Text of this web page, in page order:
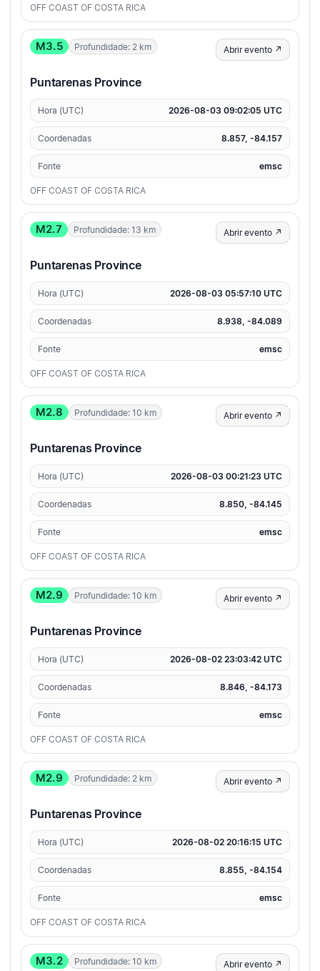
OFF COAST OF COSTA RICA
M3.5 Profundidade: 2 km Abrir evento ↗
Puntarenas Province
Hora (UTC) 2026-08-03 09:02:05 UTC
Coordenadas 8.857, -84.157
Fonte emsc
OFF COAST OF COSTA RICA
M2.7 Profundidade: 13 km Abrir evento ↗
Puntarenas Province
Hora (UTC) 2026-08-03 05:57:10 UTC
Coordenadas 8.938, -84.089
Fonte emsc
OFF COAST OF COSTA RICA
M2.8 Profundidade: 10 km Abrir evento ↗
Puntarenas Province
Hora (UTC) 2026-08-03 00:21:23 UTC
Coordenadas 8.850, -84.145
Fonte emsc
OFF COAST OF COSTA RICA
M2.9 Profundidade: 10 km Abrir evento ↗
Puntarenas Province
Hora (UTC) 2026-08-02 23:03:42 UTC
Coordenadas 8.846, -84.173
Fonte emsc
OFF COAST OF COSTA RICA
M2.9 Profundidade: 2 km Abrir evento ↗
Puntarenas Province
Hora (UTC) 2026-08-02 20:16:15 UTC
Coordenadas 8.855, -84.154
Fonte emsc
OFF COAST OF COSTA RICA
M3.2 Profundidade: 10 km Abrir evento ↗